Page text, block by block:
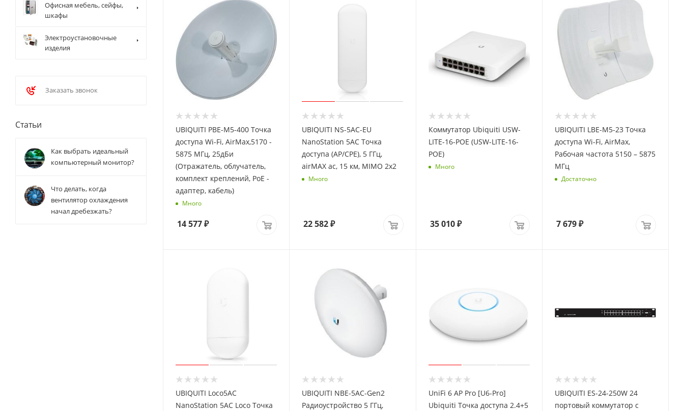
UBIQUITI PBE-M5-400 Точка
доступа Wi-Fi, AirMax,5170 -
5875 МГц, 25дБи
(Отражатель, облучатель,
комплект креплений, PoE -
адаптер, кабель)
Много
14 577₽
UBIQUITI NS-5AC-EU
NanoStation 5AC Точка
доступа (AP/CPE), 5 ГГц,
airMAX ac, 15 км, MIMO 2х2
Много
22 582₽
Коммутатор Ubiquiti USW-
LITE-16-POE (USW-LITE-16-
POE)
Много
35 010₽
UBIQUITI LBE-M5-23 Точка
доступа Wi-Fi, AirMax,
Рабочая частота 5150 – 5875
МГц
Достаточно
7 679₽
UBIQUITI Loco5AC
NanoStation 5AC Loco Точка
UBIQUITI NBE-5AC-Gen2
Радиоустройство 5 ГГц,
UniFi 6 AP Pro [U6-Pro]
Ubiquiti Точка доступа 2.4+5
UBIQUITI ES-24-250W 24
портовый коммутатор с
Офисная мебель, сейфы,
шкафы
Электроустановочные
изделия
Заказать звонок
Статьи
Как выбрать идеальный
компьютерный монитор?
Что делать, когда
вентилятор охлаждения
начал дребезжать?